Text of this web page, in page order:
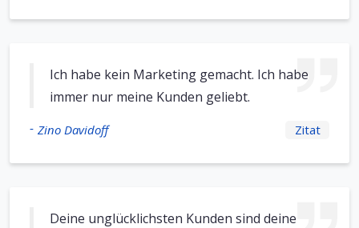
Ich habe kein Marketing gemacht. Ich habe
immer nur meine Kunden geliebt.
- Zino Davidoff Zitat
Deine unglücklichsten Kunden sind deine